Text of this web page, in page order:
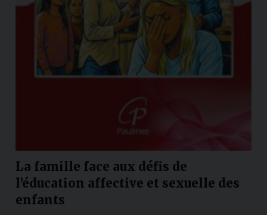
La famille face aux défis de
l’éducation affective et sexuelle des
enfants